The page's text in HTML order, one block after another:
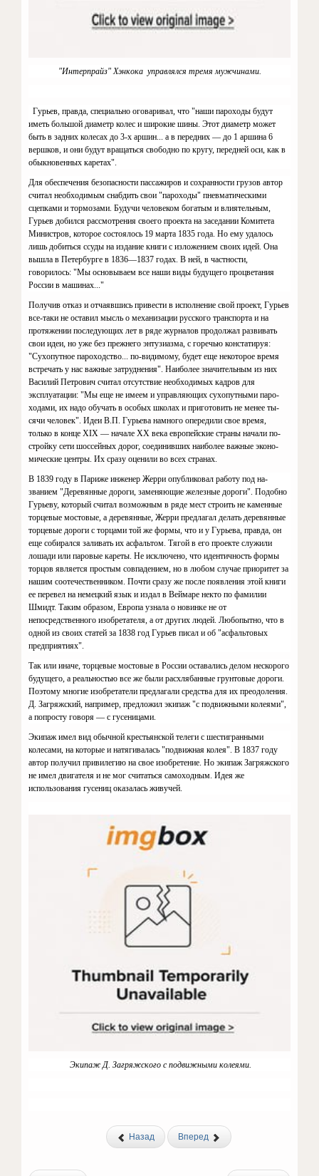
"Интерпрайз" Хэнкока управлялся тремя мужчинами.
Гурьев, правда, специально оговаривал, что "наши пароходы будут
иметь большой диа­метр колес и широкие шины. Этот диаметр может
быть в задних колесах до 3-х аршин... а в передних — до 1 аршина 6
вершков, и они будут вра­щаться свободно по кругу, передней оси, как в
обыкновенных каретах".
Для обеспечения безопасности пассажиров и сохранности грузов автор
считал необходимым снабдить свои "пароходы" пневматическими
сцепками и тормозами. Будучи че­ловеком богатым и влиятельным,
Гурьев добился рассмотрения своего проекта на заседании Комитета
Ми­нистров, которое состоялось 19 марта 1835 года. Но ему удалось
лишь до­биться ссуды на издание книги с изло­жением своих идей. Она
вышла в Пе­тербурге в 1836—1837 годах. В ней, в частности,
говорилось: "Мы основы­ваем все наши виды будущего про­цветания
России в машинах..."
Получив отказ и отчаявшись привести в исполнение свой проект, Гурьев
все-таки не оставил мысль о механизации русского транспорта и на
протяжении последующих лет в ряде журналов продолжал разви­вать
свои идеи, но уже без прежнего энтузиазма, с горечью констатируя:
"Сухопутное пароходство... по-ви­димому, будет еще некоторое время
встречать у нас важные затрудне­ния". Наиболее значительным из них
Василий Петрович считал от­сутствие необходимых кадров для
эксплуатации: "Мы еще не имеем и управляющих сухопутными паро­
ходами, их надо обучать в особых школах и приготовить не менее ты­
сячи человек". Идеи В.П. Гурьева намного опередили свое время,
только в концеXIX — началеXX века европейские страны начали по­
стройку сети шоссейных дорог, сое­динивших наиболее важные эконо­
мические центры. Их сразу оценили во всех странах.
В 1839 году в Париже инженер Жерри опубликовал работу под на­
званием "Деревянные дороги, заме­няющие железные дороги". Подо­бно
Гурьеву, который считал возможным в ряде мест строить не ка­менные
торцевые мостовые, а дере­вянные, Жерри предлагал делать деревянные
торцевые дороги с тор­цами той же формы, что и у Гурьева, правда, он
еще собирался заливать их асфальтом. Тягой в его проекте служили
лошади или паровые каре­ты. Не исключено, что идентич­ность формы
торцов является про­стым совпадением, но в любом слу­чае приоритет за
нашим соотечест­венником. Почти сразу же после по­явления этой книги
ее перевел на немецкий язык и издал в Веймаре некто по фамилии
Шмидт. Таким образом, Европа узнала о новинке не от
непосредственного изобрета­теля, а от других людей. Любопыт­но, что в
одной из своих статей за 1838 год Гурьев писал и об "асфаль­товых
предприятиях".
Так или иначе, торцевые мосто­вые в России оставались делом не­скорого
будущего, а реальностью все же были расхлябанные грунто­вые дороги.
Поэтому многие изобре­татели предлагали средства для их преодоления.
Д. Загряжский, на­пример, предложил экипаж "с по­движными колеями",
а попросту го­воря — с гусеницами.
Экипаж имел вид обычной кре­стьянской телеги с шестигранными
колесами, на которые и натягива­лась "подвижная колея". В 1837 го­ду
автор получил привилегию на свое изобретение. Но экипаж За­гряжского
не имел двигателя и не мог считаться самоходным. Идея же
использования гусениц оказалась живучей.
Экипаж Д. Загряжского с подвижными колеями.
Назад Вперед